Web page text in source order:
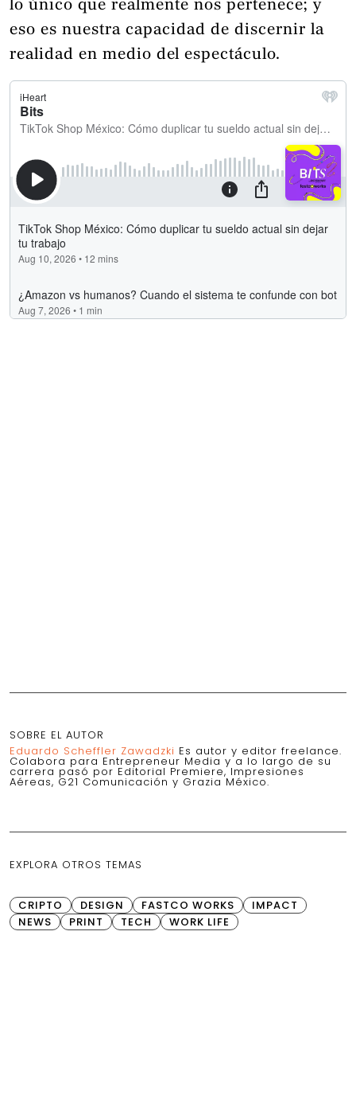
lo único que realmente nos pertenece; y
eso es nuestra capacidad de discernir la
realidad en medio del espectáculo.
SOBRE EL AUTOR
Eduardo Scheffler Zawadzki Es autor y editor freelance.
Colabora para Entrepreneur Media y a lo largo de su
carrera pasó por Editorial Premiere, Impresiones
Aéreas, G21 Comunicación y Grazia México.
EXPLORA OTROS TEMAS
CRIPTO DESIGN FASTCO WORKS
IMPACT
NEWS
PRINT TECH WORK LIFE